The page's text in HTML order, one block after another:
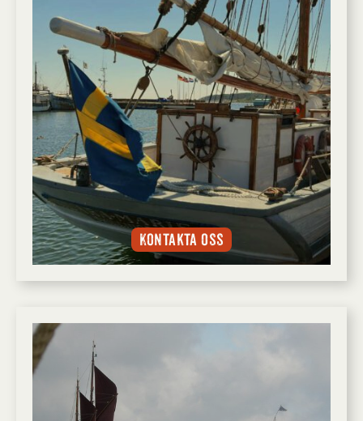
Kontakta oss